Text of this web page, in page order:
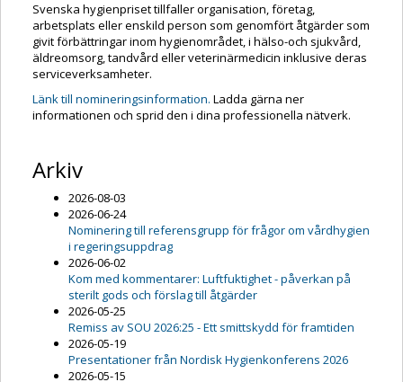
Svenska hygienpriset tillfaller organisation, företag,
arbetsplats eller enskild person som genomfört åtgärder som
givit förbättringar inom hygienområdet, i hälso-och sjukvård,
äldreomsorg, tandvård eller veterinärmedicin inklusive deras
serviceverksamheter.
Länk till nomineringsinformation. Ladda gärna ner
informationen och sprid den i dina professionella nätverk.
Arkiv
2026-08-03
2026-06-24
Nominering till referensgrupp för frågor om vårdhygien
i regeringsuppdrag
2026-06-02
Kom med kommentarer: Luftfuktighet - påverkan på
sterilt gods och förslag till åtgärder
2026-05-25
Remiss av SOU 2026:25 - Ett smittskydd för framtiden
2026-05-19
Presentationer från Nordisk Hygienkonferens 2026
2026-05-15